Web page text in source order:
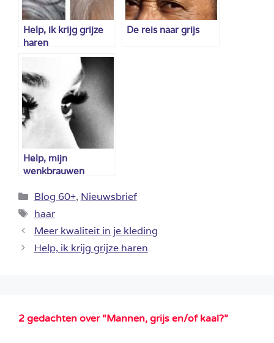
Help, ik krijg grijze
haren
De reis naar grijs
Help, mijn
wenkbrauwen
Categorieën
Blog 60+, Nieuwsbrief
Tags
haar
Meer kwaliteit in je kleding
Help, ik krijg grijze haren
2 gedachten over “Mannen, grijs en/of kaal?”